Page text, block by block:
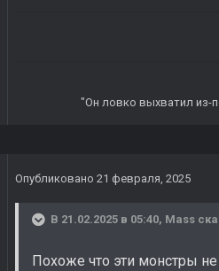
"Он ловко выхватил из-
Опубликовано 21 февраля, 2025
В 21.02.2025 в 05:40, Mass
Похоже что эти монстры